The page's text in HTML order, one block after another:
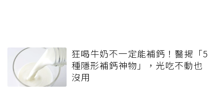
狂喝牛奶不一定能補鈣！醫揭「5
種隱形補鈣神物」，光吃不動也
沒用